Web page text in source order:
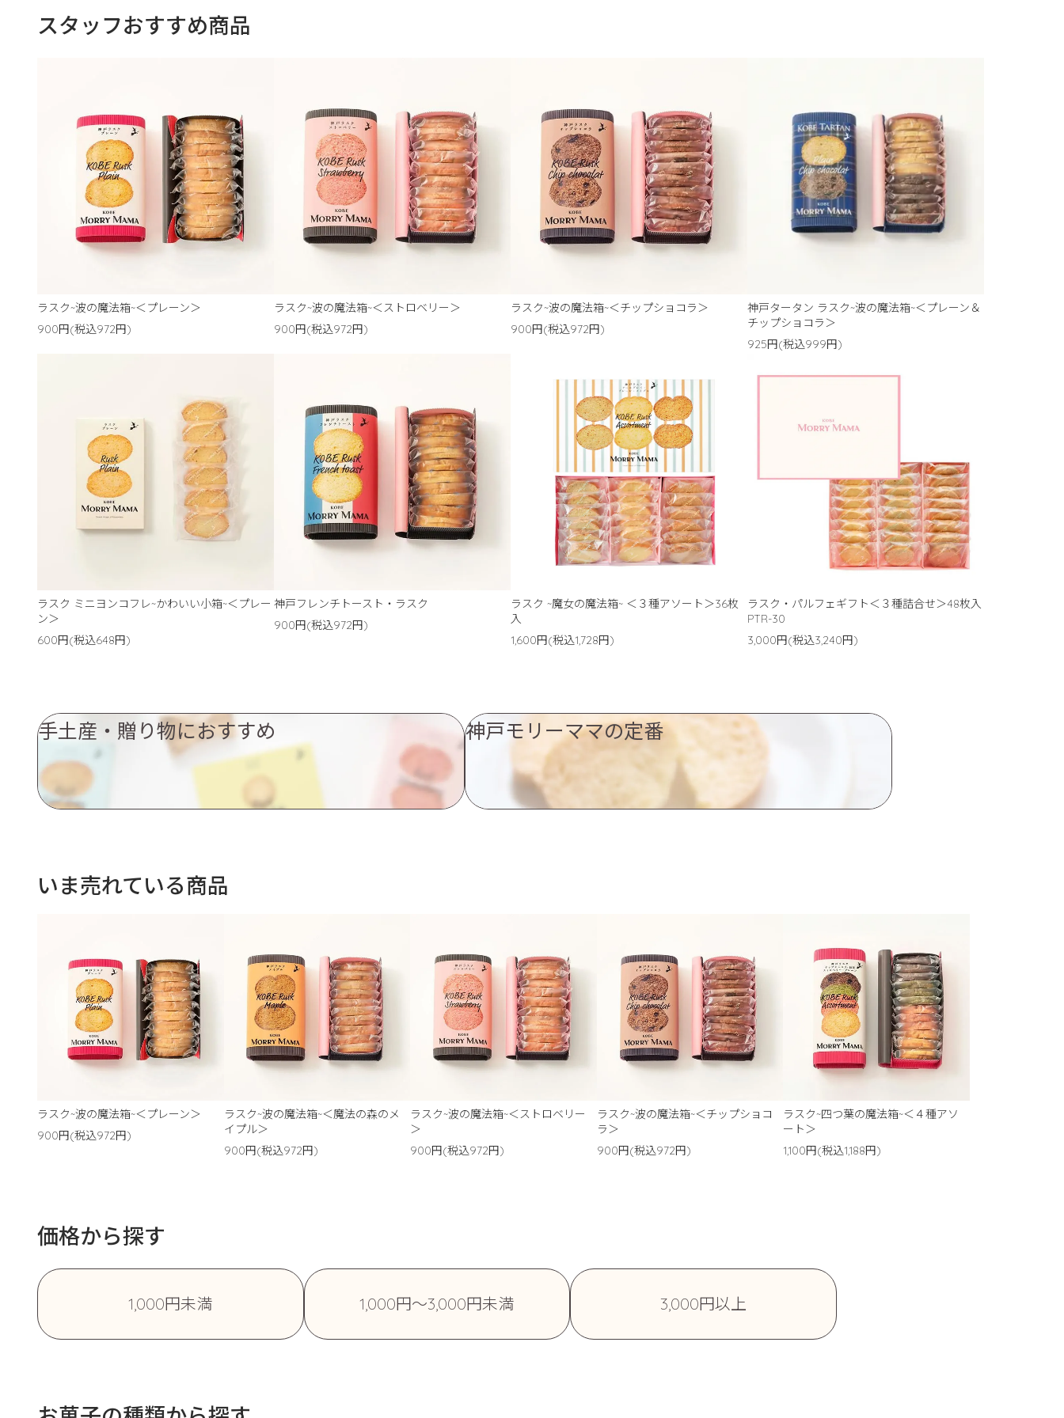
スタッフおすすめ商品
ラスク~波の魔法箱~＜プレーン＞
900円(税込972円)
ラスク~波の魔法箱~＜ストロベリー＞
900円(税込972円)
ラスク~波の魔法箱~＜チップショコラ＞
900円(税込972円)
神戸タータン ラスク~波の魔法箱~＜プレーン＆
チップショコラ＞
925円(税込999円)
ラスク ミニヨンコフレ~かわいい小箱~＜プレー
ン＞
600円(税込648円)
神戸フレンチトースト・ラスク
900円(税込972円)
ラスク ~魔女の魔法箱~ ＜３種アソート＞36枚
入
1,600円(税込1,728円)
ラスク・パルフェギフト＜３種詰合せ＞48枚入
PTR-30
3,000円(税込3,240円)
手土産・贈り物におすすめ 神戸モリーママの定番
いま売れている商品
ラスク~波の魔法箱~＜プレーン＞
900円(税込972円)
ラスク~波の魔法箱~＜魔法の森のメ
イプル＞
900円(税込972円)
ラスク~波の魔法箱~＜ストロベリー
＞
900円(税込972円)
ラスク~波の魔法箱~＜チップショコ
ラ＞
900円(税込972円)
ラスク~四つ葉の魔法箱~＜４種アソ
ート＞
1,100円(税込1,188円)
価格から探す
1,000円未満 1,000円〜3,000円未満 3,000円以上